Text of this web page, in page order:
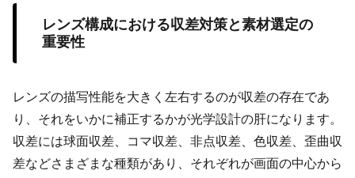
レンズ構成における収差対策と素材選定の
重要性
レンズの描写性能を大きく左右するのが収差の存在であ
り、それをいかに補正するかが光学設計の肝になります。
収差には球面収差、コマ収差、非点収差、色収差、歪曲収
差などさまざまな種類があり、それぞれが画面の中心から